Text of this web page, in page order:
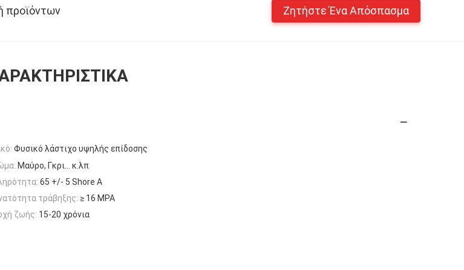
προϊόντων Ζητήστε Ένα Απόσπασμα
Φυσικό λάστιχο υψηλής επίδοσης
Μαύρο, Γκρι... κ.λπ
65 +/- 5 Shore A
τράβηξης: ≥ 16 MPA
ζωής: 15-20 χρόνια